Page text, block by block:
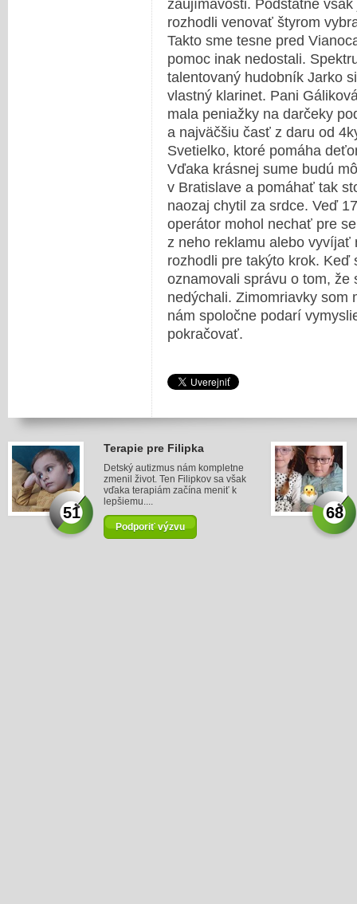
zaujímavosti. Podstatné
rozhodli venovať štyrom
Takto sme tesne pred
pomoc inak nedostali.
talentovaný hudobník Jarko
vlastný klarinet. Pani
mala peniažky na darčeky
a najväčšiu časť z daru od
Svetielko, ktoré pomáha
Vďaka krásnej sume budú
v Bratislave a pomáhať tak
naozaj chytil za srdce. Veď
operátor mohol nechať pre
z neho reklamu alebo vyvíjať
rozhodli pre takýto krok.
oznamovali správu o tom, že
nedýchali. Zimomriavky som
nám spoločne podarí
pokračovať.
51
Terapie pre Filipka
Detský autizmus nám kompletne
zmenil život. Ten Filipkov sa však
vďaka terapiám začína meniť k
lepšiemu....
Podporiť výzvu
68